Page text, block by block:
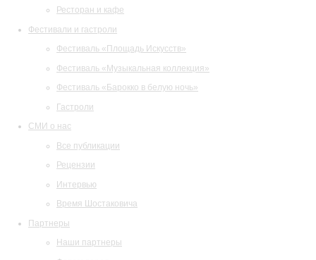
Ресторан и кафе
Фестивали и гастроли
Фестиваль «Площадь Искусств»
Фестиваль «Музыкальная коллекция»
Фестиваль «Барокко в белую ночь»
Гастроли
СМИ о нас
Все публикации
Рецензии
Интервью
Время Шостаковича
Партнеры
Наши партнеры